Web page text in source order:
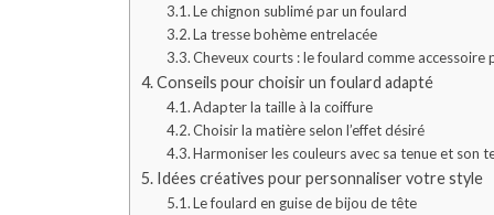
Le chignon sublimé par un foulard
La tresse bohème entrelacée
Cheveux courts : le foulard comme accessoire
Conseils pour choisir un foulard adapté
Adapter la taille à la coiffure
Choisir la matière selon l’effet désiré
Harmoniser les couleurs avec sa tenue et son
Idées créatives pour personnaliser votre style
Le foulard en guise de bijou de tête